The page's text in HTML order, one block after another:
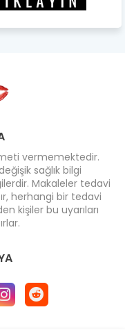
vermemektedir.
sağlık bilgi
Makaleler tedavi
herhangi bir tedavi
kişiler bu uyarıları